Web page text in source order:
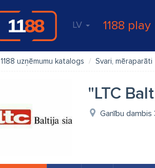
LV 1188 play
1188 uzņēmumu katalogs Svari, mēraparāti
"LTC
Ganību dambis